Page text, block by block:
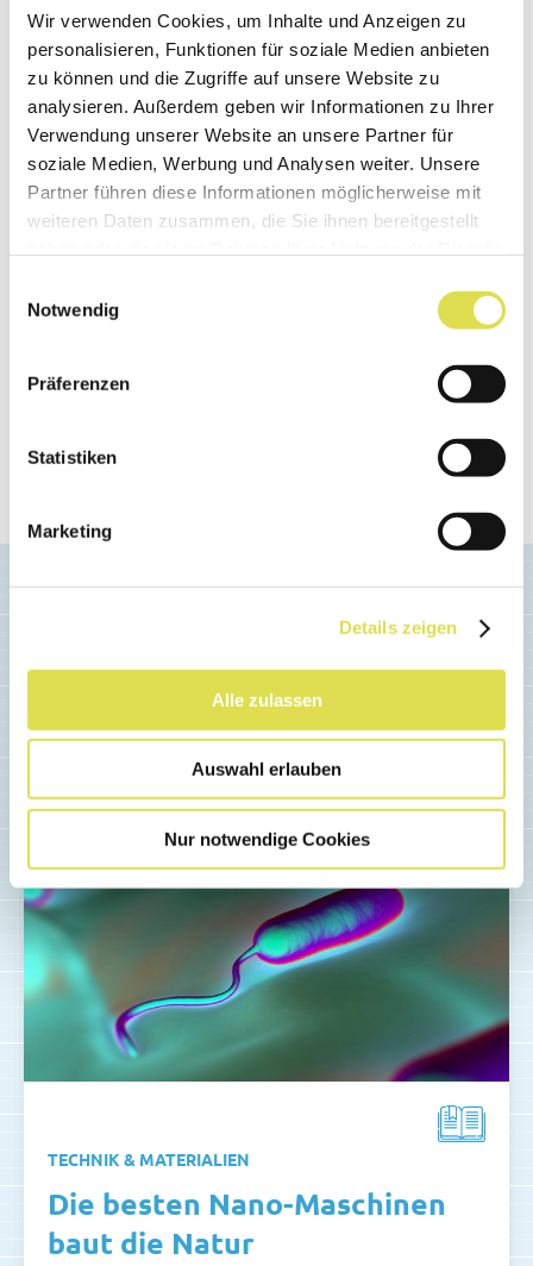
Wir verwenden Cookies, um Inhalte und Anzeigen zu
personalisieren, Funktionen für soziale Medien anbieten
zu können und die Zugriffe auf unsere Website zu
analysieren. Außerdem geben wir Informationen zu Ihrer
Verwendung unserer Website an unsere Partner für
soziale Medien, Werbung und Analysen weiter. Unsere
Partner führen diese Informationen möglicherweise mit
weiteren Daten zusammen, die Sie ihnen bereitgestellt
Notwendig
Präferenzen
Statistiken
Marketing
Details zeigen
Alle zulassen
Auswahl erlauben
Nur notwendige Cookies
Adelaide an der Südküste Australiens mit
Darwin im Norden. Für die 3000 Kilometer
lange Strecke braucht er 54 Stunden.
Noch länger unterwegs ist der bis zu 2,5
Kilometer lange Güterzug, der von den
Erzminen in Zouerat bis zur Hafenstadt
Nouadhibou in Mauretanien quer durch die
Sahara fährt: Weil Wanderdünen immer
wieder die Schienen begraben, braucht er für
die Fahrt manchmal mehr als eine Woche.
Technoscope 2/18: Unterwegs – Technik bewegt.
Technoscope ist das Technikmagazin der SATW für Jugendliche
Ähnliche Artikel
TECHNIK & MATERIALIEN
Die besten Nano-Maschinen
baut die Natur